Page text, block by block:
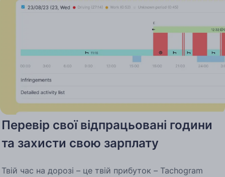
Перевір свої відпрацьовані години
та захисти свою зарплату
Твій час на дорозі – це твій прибуток – Tachogram